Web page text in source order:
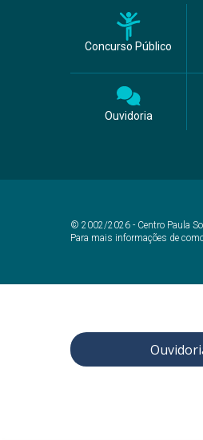
Concurso Público
Ouvidoria
© 2002/2026 - Centro Paula
Para mais informações de